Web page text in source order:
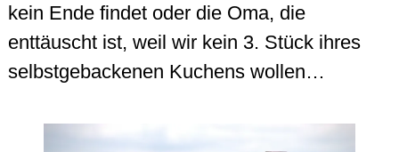
kein Ende findet oder die Oma, die
enttäuscht ist, weil wir kein 3. Stück ihres
selbstgebackenen Kuchens wollen…